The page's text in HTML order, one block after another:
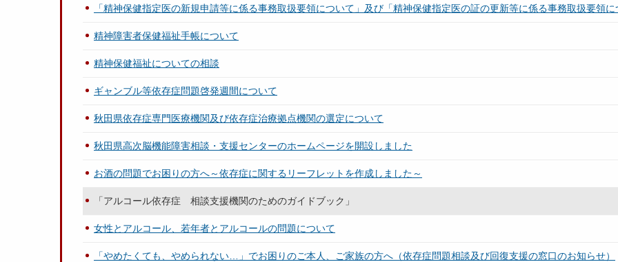
「精神保健指定医の新規申請等に係る事務取扱要領について」及び「精神保健指定医の証の更新等に係る事務取扱要領
精神障害者保健福祉手帳について
精神保健福祉についての相談
ギャンブル等依存症問題啓発週間について
秋田県依存症専門医療機関及び依存症治療拠点機関の選定について
秋田県高次脳機能障害相談・支援センターのホームページを開設しました
お酒の問題でお困りの方へ～依存症に関するリーフレットを作成しました～
「アルコール依存症 相談支援機関のためのガイドブック」
女性とアルコール、若年者とアルコールの問題について
「やめたくても、やめられない…」でお困りのご本人、ご家族の方へ（依存症問題相談及び回復支援の窓口のお知らせ）